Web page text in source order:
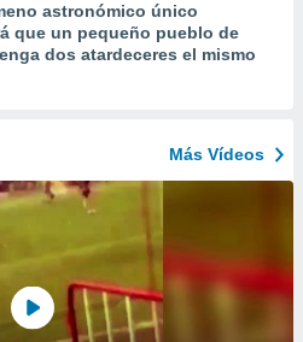
astronómico único
que un pequeño pueblo de
dos atardeceres el mismo
Más Vídeos